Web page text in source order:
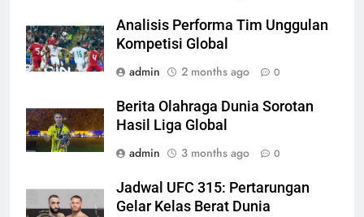
Analisis Performa Tim Unggulan
Kompetisi Global
admin
2 months ago 0
Berita Olahraga Dunia Sorotan
Hasil Liga Global
admin
3 months ago 0
Jadwal UFC 315: Pertarungan
Gelar Kelas Berat Dunia